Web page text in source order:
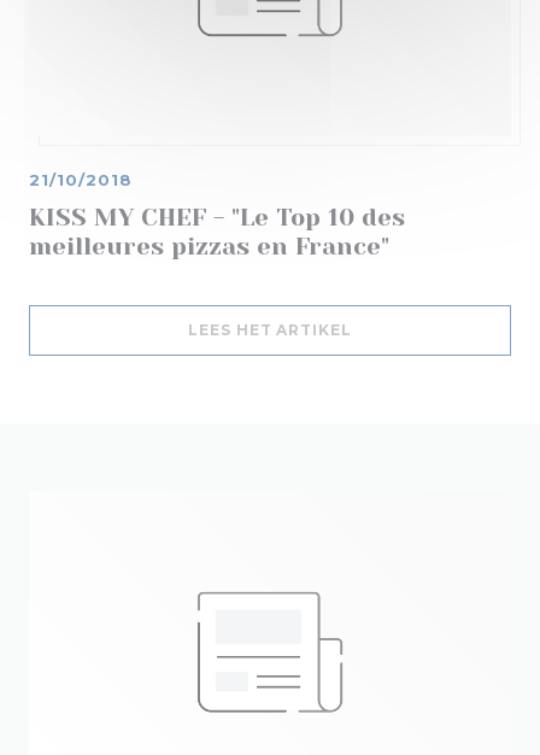
KISS MY CHEF - "Le Top 10 des
meilleures pizzas en France"
21/10/2018
LEES HET ARTIKEL